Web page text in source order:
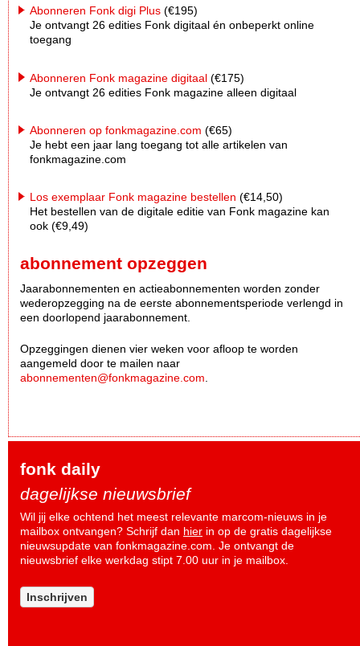
Abonneren Fonk digi Plus (€195)
Je ontvangt 26 edities Fonk digitaal én onbeperkt online
toegang
Abonneren Fonk magazine digitaal (€175)
Je ontvangt 26 edities Fonk magazine alleen digitaal
Abonneren op fonkmagazine.com (€65)
Je hebt een jaar lang toegang tot alle artikelen van
fonkmagazine.com
Los exemplaar Fonk magazine bestellen (€14,50)
Het bestellen van de digitale editie van Fonk magazine kan
ook (€9,49)
abonnement opzeggen
Jaarabonnementen en actieabonnementen worden zonder
wederopzegging na de eerste abonnementsperiode verlengd in
een doorlopend jaarabonnement.
Opzeggingen dienen vier weken voor afloop te worden
aangemeld door te mailen naar
abonnementen@fonkmagazine.com
fonk daily
dagelijkse nieuwsbrief
Wil jij elke ochtend het meest relevante marcom-nieuws in je
mailbox ontvangen? Schrijf dan hier in op de gratis dagelijkse
nieuwsupdate van fonkmagazine.com. Je ontvangt de
nieuwsbrief elke werkdag stipt 7.00 uur in je mailbox.
Inschrijven